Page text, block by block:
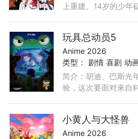
上重建。14岁的少年
玩具总动员5
Anime 2026
类型： 剧情 喜剧 动
简介：胡迪、巴斯光
验，这次要面对来自
小黄人与大怪兽
Anime 2026